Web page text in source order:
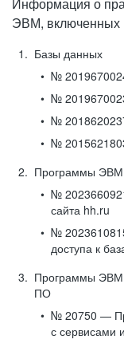
ЭВМ, включенных
Базы данных
№
№
№
№
Программы ЭВМ
№
сайта hh.ru
№
доступа к
Программы ЭВМ,
ПО
№ 20750 —
с сервисами